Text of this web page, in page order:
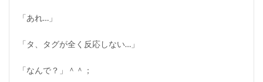
「あれ…」
「タ、タグが全く反応しない…」
「なんで？」＾＾；